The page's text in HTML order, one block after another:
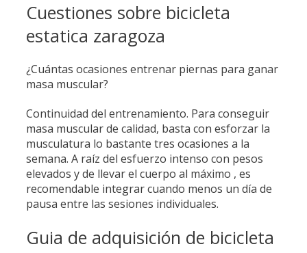
Cuestiones sobre bicicleta
estatica zaragoza
¿Cuántas ocasiones entrenar piernas para ganar
masa muscular?
Continuidad del entrenamiento. Para conseguir
masa muscular de calidad, basta con esforzar la
musculatura lo bastante tres ocasiones a la
semana. A raíz del esfuerzo intenso con pesos
elevados y de llevar el cuerpo al máximo , es
recomendable integrar cuando menos un día de
pausa entre las sesiones individuales.
Guia de adquisición de bicicleta